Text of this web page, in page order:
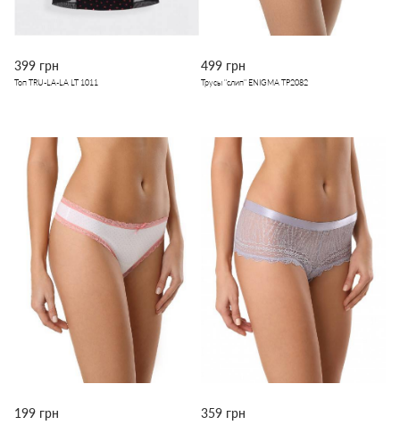
399 грн
Топ TRU-LA-LA LT 1011
499 грн
Трусы "слип" ENIGMA TP2082
199 грн 359 грн